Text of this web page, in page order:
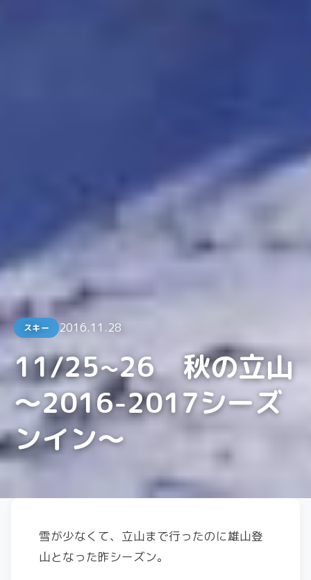
スキー 2016.11.28
11/25~26 秋の立山
〜2016-2017シーズ
ンイン〜
雪が少なくて、立山まで行ったのに雄山登
山となった昨シーズン。